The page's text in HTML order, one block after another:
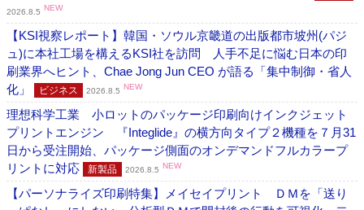
2026.8.5 NEW
【KSI視察レポート】韓国・ソウル京畿道の出版都市坡州(パジ
ュ)に本社工場を構えるKSI社を訪問 人手不足に悩む日本の印
刷業界へヒント、Chae Jong Jun CEO が語る「集中制御・省人
化」
ビジネス 2026.8.5 NEW
理想科学工業 小ロットのパッケージ印刷向けインクジェット
プリントエンジン 『Integlide』の横方向タイプ２機種を７月31
日から受注開始、パッケージ側面のオンデマンドフルカラープ
リントに対応
新製品 2026.8.5 NEW
【パーソナライズ印刷特集】メイセイプリント ＤＭを「送り